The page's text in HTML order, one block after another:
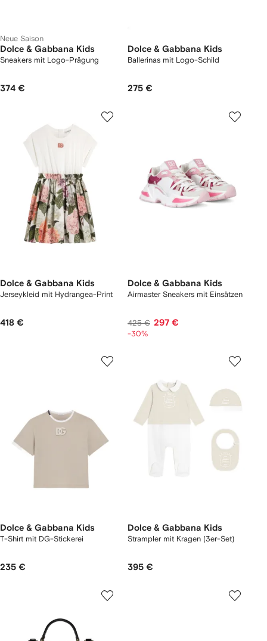
Neue Saison
Dolce & Gabbana Kids
Sneakers mit Logo-Prägung
374 €
Dolce & Gabbana Kids
Ballerinas mit Logo-Schild
275 €
Dolce & Gabbana Kids
Jerseykleid mit Hydrangea-Print
418 €
Dolce & Gabbana Kids
Airmaster Sneakers mit Einsätzen
425 € 297 €
-30%
Dolce & Gabbana Kids
T-Shirt mit DG-Stickerei
235 €
Dolce & Gabbana Kids
Strampler mit Kragen (3er-Set)
395 €